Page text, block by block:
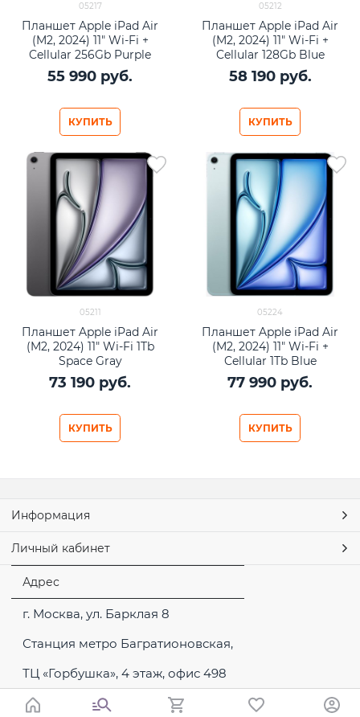
05217
Планшет Apple iPad Air
(M2, 2024) 11" Wi-Fi +
Cellular 256Gb Purple
55 990 руб.
КУПИТЬ
05212
Планшет Apple iPad Air
(M2, 2024) 11" Wi-Fi +
Cellular 128Gb Blue
58 190 руб.
КУПИТЬ
05211
Планшет Apple iPad Air
(M2, 2024) 11" Wi-Fi 1Tb
Space Gray
73 190 руб.
КУПИТЬ
05224
Планшет Apple iPad Air
(M2, 2024) 11" Wi-Fi +
Cellular 1Tb Blue
77 990 руб.
КУПИТЬ
Информация
Личный кабинет
Адрес
г. Москва, ул. Барклая 8
Станция метро Багратионовская,
ТЦ «Горбушка», 4 этаж, офис 498